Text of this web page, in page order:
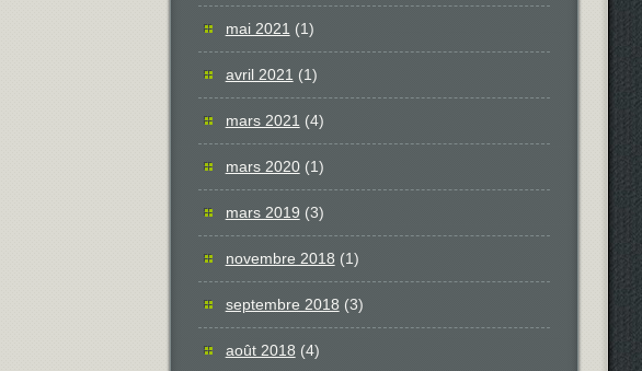
mai 2021 (1)
avril 2021 (1)
mars 2021 (4)
mars 2020(1)
mars 2019 (3)
novembre 2018 (1)
septembre 2018 (3)
août 2018 (4)